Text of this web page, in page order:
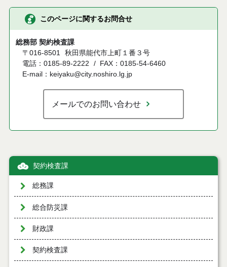
このページに関するお問合せ
総務部 契約検査課
〒016-8501 秋田県能代市上町１番３号
電話：0185-89-2222
FAX：0185-54-6460
E-mail：keiyaku@city.noshiro.lg.jp
メールでのお問い合わせ
契約検査課
総務課
総合防災課
財政課
契約検査課